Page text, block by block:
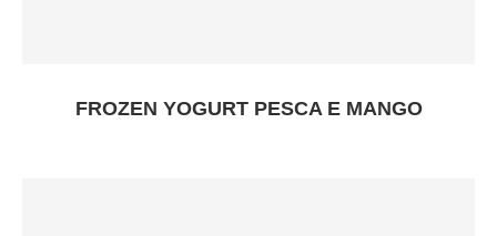
FROZEN YOGURT PESCA E MANGO